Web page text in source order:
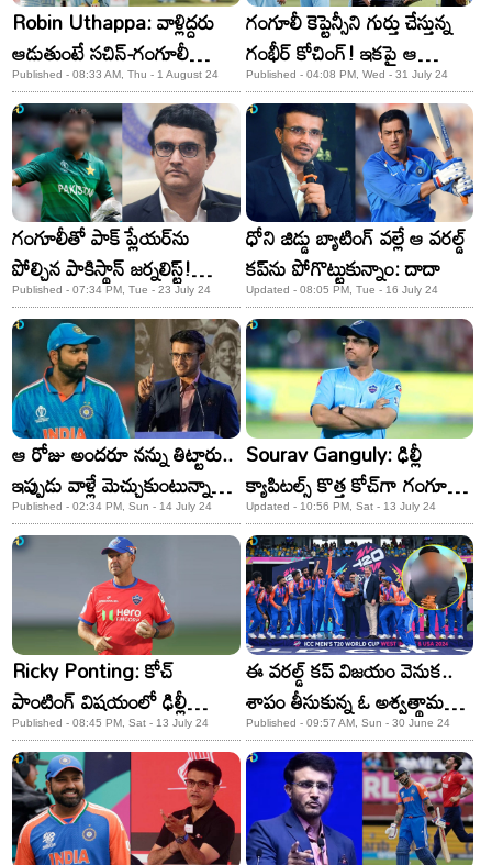
Robin Uthappa: వాళ్లిద్దరు
ఆడుతుంటే సచిన్-గంగూలీ
గుర్తుకు వస్తారు: రాబిన్ ఊతప్ప
Published - 08:33 AM, Thu - 1 August 24
గంగూలీ కెప్టెన్సీని గుర్తు చేస్తున్న
గంభీర్ కోచింగ్! ఇకపై ఆ
బలహీనత పోయినట్టేనా?
Published - 04:08 PM, Wed - 31 July 24
గంగూలీతో పాక్‌ ప్లేయర్‌ను
పోల్చిన పాకిస్థాన్ జర్నలిస్ట్‌!
తిట్టిపోస్తున్న ఫ్యాన్స్‌!
Published - 07:34 PM, Tue - 23 July 24
ధోని జిడ్డు బ్యాటింగ్‌ వల్లే ఆ వరల్డ్‌
కప్‌ను పోగొట్టుకున్నాం: దాదా
Updated - 08:05 PM, Tue - 16 July 24
ఆ రోజు అందరూ నన్ను తిట్టారు..
ఇప్పుడు వాళ్లే మెచ్చుకుంటున్నారు:
గంగూలీ
Published - 02:34 PM, Sun - 14 July 24
Sourav Ganguly: ఢిల్లీ
క్యాపిటల్స్ కొత్త కోచ్​గా గంగూలీ?
ప్లాన్ ప్రకారమే పాంటింగ్​
బయటకు!
Updated - 10:56 PM, Sat - 13 July 24
Ricky Ponting: కోచ్
పాంటింగ్ విషయంలో ఢిల్లీ
క్యాపిటల్స్ సంచలన నిర్ణయం.. 6
ఏళ్ల ప్రయాణానికి..!
Published - 08:45 PM, Sat - 13 July 24
ఈ వరల్డ్ కప్ విజయం వెనుక..
శాపం తీసుకున్న ఓ అశ్వత్థామ
ఉన్నాడని తెలుసా? అతను
ఎవరంటే?
Published - 09:57 AM, Sun - 30 June 24